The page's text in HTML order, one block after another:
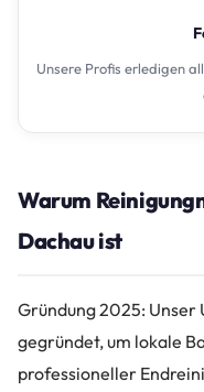
Unsere Profis erledigen
Warum
Dachau ist
Gründung 2025:
gegründet, um lokale
professioneller